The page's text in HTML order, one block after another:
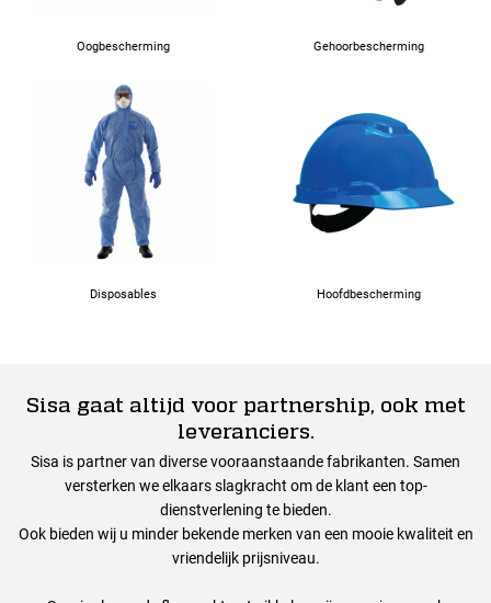
Oogbescherming Gehoorbescherming
Disposables Hoofdbescherming
Sisa gaat altijd voor partnership, ook met
leveranciers.
Sisa is partner van diverse vooraanstaande fabrikanten. Samen
versterken we elkaars slagkracht om de klant een top-
dienstverlening te bieden.
Ook bieden wij u minder bekende merken van een mooie kwaliteit en
vriendelijk prijsniveau.